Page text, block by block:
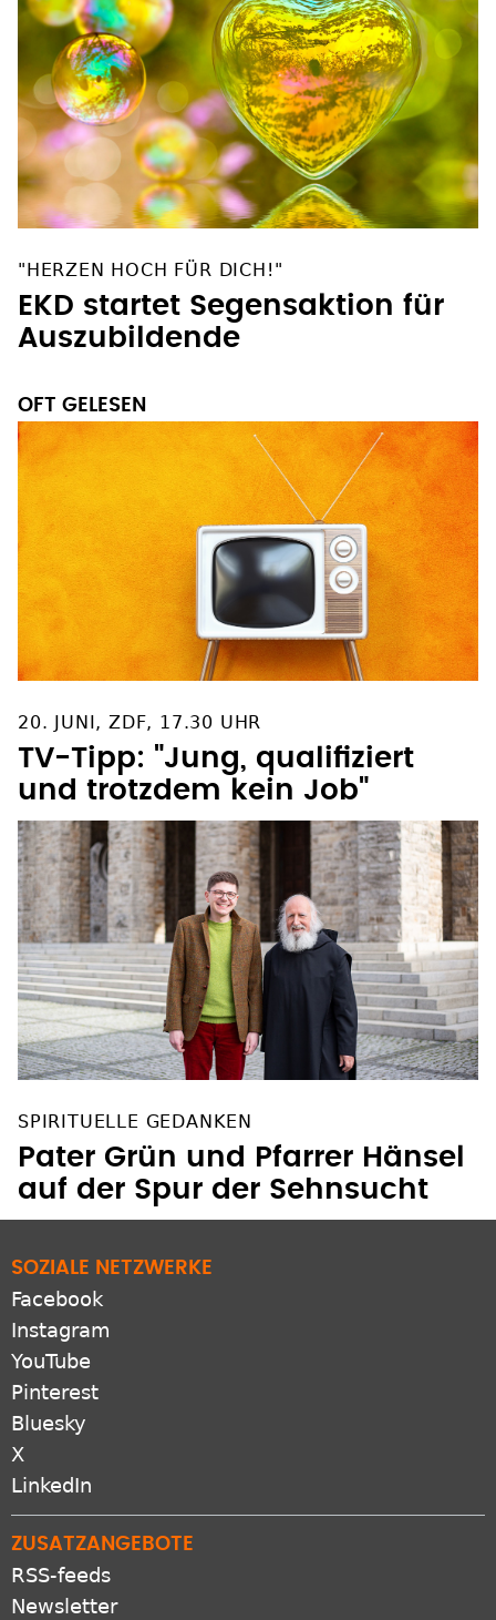
"HERZEN HOCH FÜR DICH!"
EKD startet Segensaktion für
Auszubildende
OFT GELESEN
20. JUNI, ZDF, 17.30 UHR
TV-Tipp: "Jung, qualifiziert
und trotzdem kein Job"
SPIRITUELLE GEDANKEN
Pater Grün und Pfarrer Hänsel
auf der Spur der Sehnsucht
SOZIALE NETZWERKE
Facebook
Instagram
YouTube
Pinterest
Bluesky
X
LinkedIn
ZUSATZANGEBOTE
RSS-feeds
Newsletter